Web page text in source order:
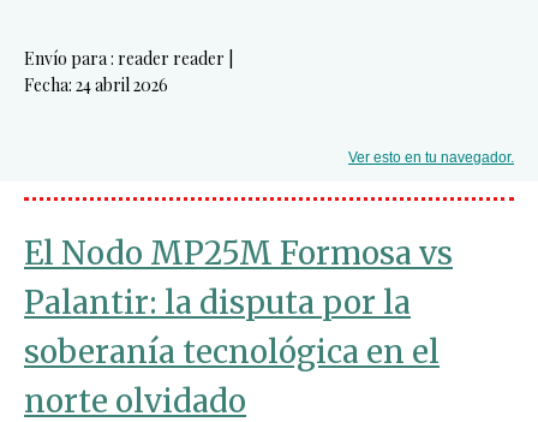
Envío para : reader reader |
Fecha: 24 abril 2026
Ver esto en tu navegador.
El Nodo MP25M Formosa vs
Palantir: la disputa por la
soberanía tecnológica en el
norte olvidado